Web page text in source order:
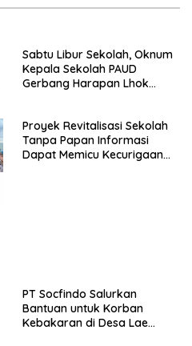
Sabtu Libur Sekolah, Oknum
Kepala Sekolah PAUD
Gerbang Harapan Lhok
Terhadap Wartawan Diminta
APH Lidik Anggaran
Proyek Revitalisasi Sekolah
Tanpa Papan Informasi
Dapat Memicu Kecurigaan
PT Socfindo Salurkan
Bantuan untuk Korban
Kebakaran di Desa Lae